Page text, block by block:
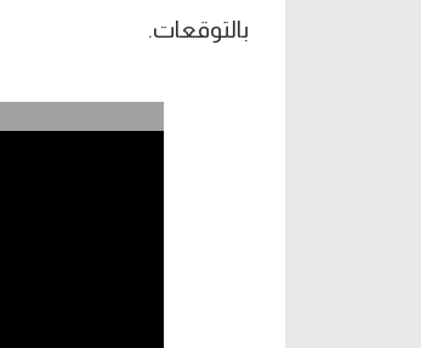
بالتوقعات.